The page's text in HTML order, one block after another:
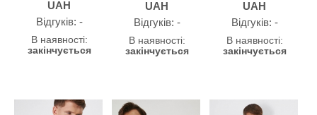
UAH
Відгуків: -
В наявності:
закінчується
UAH
Відгуків: -
В наявності:
закінчується
UAH
Відгуків: -
В наявності:
закінчується